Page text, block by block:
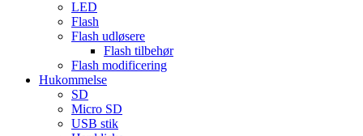
LED
Flash
Flash udløsere
Flash tilbehør
Flash modificering
Hukommelse
SD
Micro SD
USB stik